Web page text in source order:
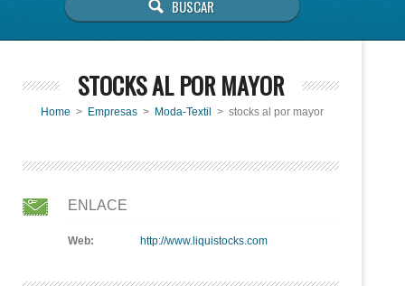
STOCKS AL POR MAYOR
Home > Empresas > Moda-Textil > stocks al por mayor
ENLACE
Web: http://www.liquistocks.com